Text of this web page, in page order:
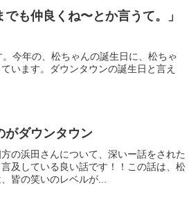
も仲良くね〜とか言うて。」
今年の、松ちゃんの誕生日に、松ちゃ
います。ダウンタウンの誕生日と言え
がダウンタウン
の浜田さんについて、深いー話をされた
及している良い話です！！この話は、松
皆の笑いのレベルが...